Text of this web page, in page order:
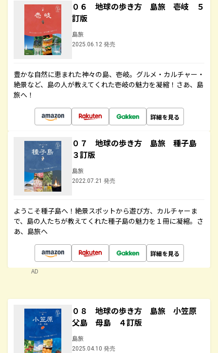
０６ 地球の歩き方 島旅 壱岐 ５
訂版
島旅
2025.06.12 発売
豊かな自然に恵まれた神々の島、壱岐。グルメ・カルチャー・
絶景など、島の人が教えてくれた壱岐の魅力を凝縮！さあ、島
旅へ！
詳細を見る
０７ 地球の歩き方 島旅 種子島
３訂版
島旅
2022.07.21 発売
ようこそ種子島へ！絶景スポットから遊び方、カルチャーま
で、島の人たちが教えてくれた種子島の魅力を１冊に凝縮。さ
あ、島旅へ
詳細を見る
AD
０８ 地球の歩き方 島旅 小笠原
父島 母島 ４訂版
島旅
2025.04.10 発売